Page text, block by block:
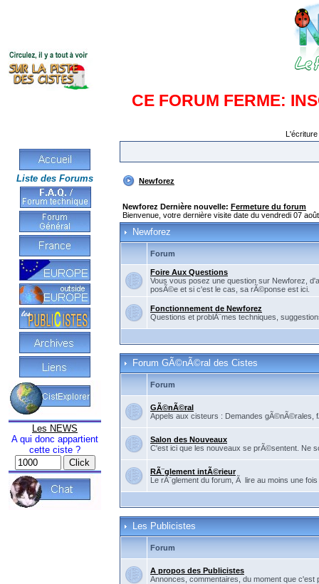
CE FORUM FERME:
Liste des Forums
Les NEWS
A qui donc appartient
cette ciste ?
Newforez
Newforez Dernière nouvelle: Fermeture du forum
Bienvenue, votre dernière visite date du vendredi 07
Newforez
Forum
Foire Aux Questions
Vous vous posez une question sur Newforez,
posÃ©e et si c'est le cas, sa rÃ©ponse est ici.
Fonctionnement de Newforez
Questions et problÃ¨mes techniques,
Forum GÃ©nÃ©ral des Cistes
Forum
GÃ©nÃ©ral
Appels aux cisteurs : Demandes gÃ©nÃ©rales,
Salon des Nouveaux
C'est ici que les nouveaux se prÃ©sentent. Ne
RÃ¨glement intÃ©rieur
Le rÃ¨glement du forum, Ã lire au moins une
Les Publicistes
Forum
A propos des Publicistes
Annonces, commentaires, du moment que